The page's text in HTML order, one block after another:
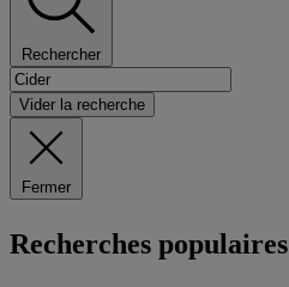
Rechercher
Vider la recherche
Fermer
Recherches populaires